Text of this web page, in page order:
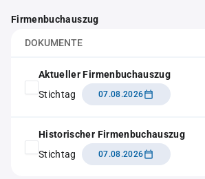
Firmenbuchauszug
DOKUMENTE
Aktueller Firmenbuchauszug
Stichtag
07.08.2026
Historischer Firmenbuchauszug
Stichtag
07.08.2026